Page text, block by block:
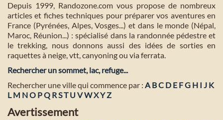
Depuis 1999, Randozone.com vous propose de nombreux
articles et fiches techniques pour préparer vos aventures en
France (Pyrénées, Alpes, Vosges...) et dans le monde (Népal,
Maroc, Réunion...) : spécialisé dans la randonnée pédestre et
le trekking, nous donnons aussi des idées de sorties en
raquettes à neige, vtt, canyoning ou via ferrata.
Rechercher un sommet, lac, refuge...
Rechercher une ville qui commence par : A BC D E FG H I J K
L M NO PQ RST U VWXYZ
Avertissement